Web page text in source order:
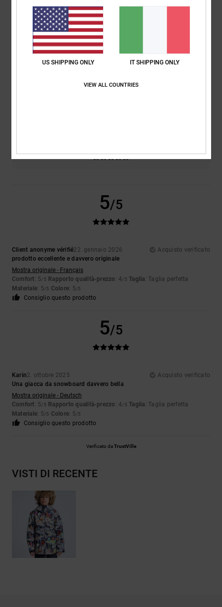
basato su2 recensioni verificate
Il 100% dei nostri clienti consiglia questo prodotto
Comfort
Rapporto qualità-prezzo
5/5
Client anonyme vérifié22. gennaio 2026
Acquisto verificato
prodotto eccellente e davvero originale
Mostra originale - Français
Comfort: 5/5 Rapporto qualità-prezzo : 4/5 Taglia: Taglia perfetta
Materiale: 5/5 Colore: 5/5
Consiglio questo prodotto
5/5
Karin2. ottobre 2025
Acquisto verificato
Una giacca da snowboard davvero bella
Mostra originale - Deutsch
Comfort: 5/5 Rapporto qualità-prezzo : 4/5 Taglia: Taglia perfetta
Materiale: 5/5 Colore: 5/5
Consiglio questo prodotto
Verificato daTrustVille
VISTI DI RECENTE
US SHIPPING ONLY IT SHIPPING ONLY
VIEW ALL COUNTRIES